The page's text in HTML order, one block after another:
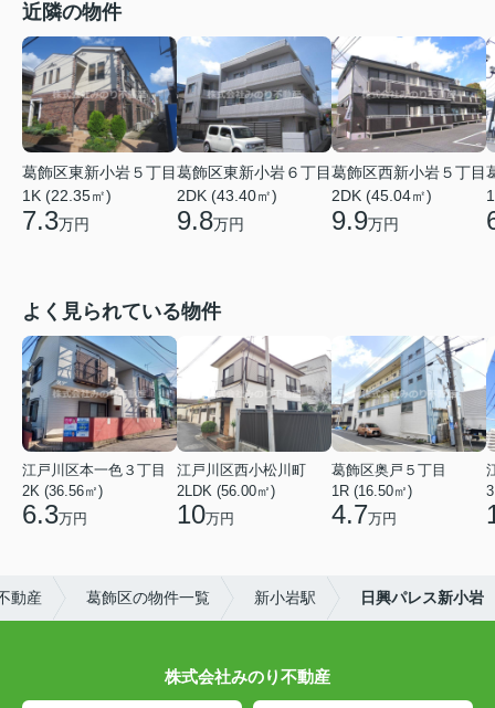
近隣の物件
葛飾区東新小岩５丁目
1K (22.35㎡)
7.3万円
葛飾区東新小岩６丁目
2DK (43.40㎡)
9.8万円
葛飾区西新小岩５丁目
2DK (45.04㎡)
9.9万円
よく見られている物件
江戸川区本一色３丁目
2K (36.56㎡)
6.3万円
江戸川区西小松川町
2LDK (56.00㎡)
10万円
葛飾区奥戸５丁目
1R (16.50㎡)
4.7万円
動産 葛飾区の物件一覧 新小岩駅 日興パレス新小岩
株式会社みのり不動産